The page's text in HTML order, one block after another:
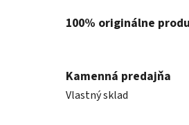
100% originálne
Kamenná predajňa
Vlastný sklad